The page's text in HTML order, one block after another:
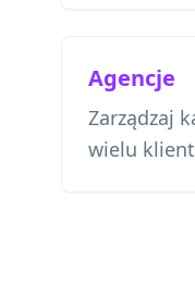
Agencje
Zarządzaj
wielu